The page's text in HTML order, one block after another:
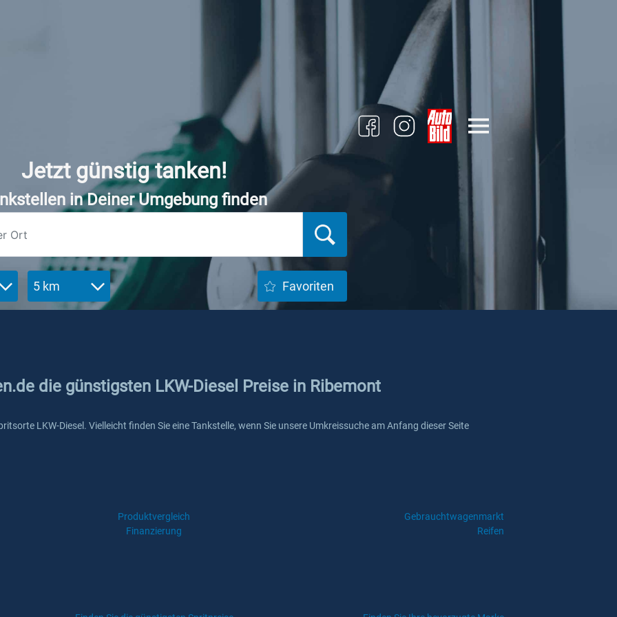
Jetzt günstig tanken!
in Deiner Umgebung finden
5 km Favoriten
die günstigsten LKW-Diesel Preise in Ribemont
LKW-Diesel. Vielleicht finden Sie eine Tankstelle, wenn Sie unsere Umkreissuche am Anfang dieser Seite
Produktvergleich
Gebrauchtwagenmarkt
Finanzierung
Reifen